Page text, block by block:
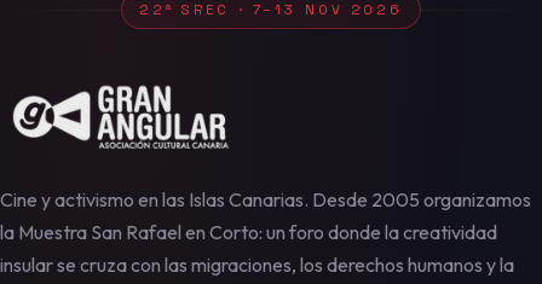
22ª SREC · 7–13 NOV 2026
Cine y activismo en las Islas Canarias. Desde 2005 organizamos
la Muestra San Rafael en Corto: un foro donde la creatividad
insular se cruza con las migraciones, los derechos humanos y la